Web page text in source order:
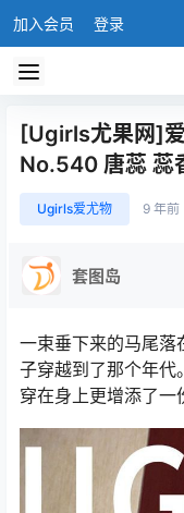
加入会员 登录
[Ugirls尤果网]
No.540 唐蕊 蕊
Ugirls爱尤物 9 年前
套图岛
一束垂下来的马尾落
子穿越到了那个年代
穿在身上更增添了一